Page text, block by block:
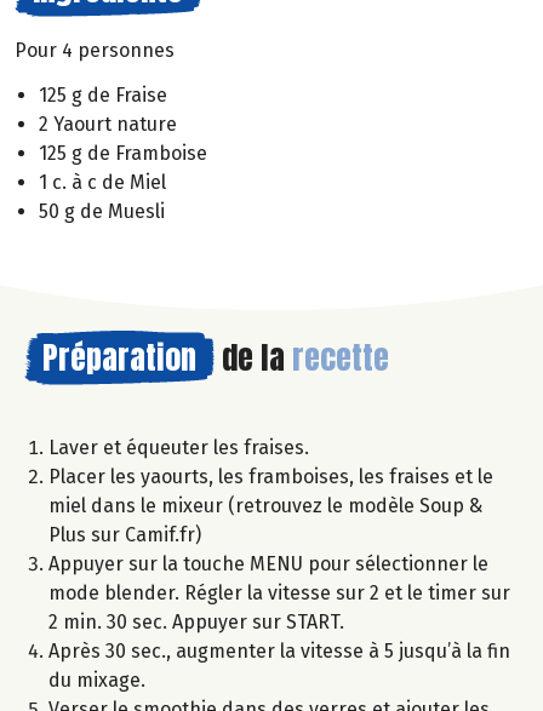
Pour 4 personnes
125 g de Fraise
2 Yaourt nature
125 g de Framboise
1 c. à c de Miel
50 g de Muesli
Préparation de la recette
Laver et équeuter les fraises.
Placer les yaourts, les framboises, les fraises et le
miel dans le mixeur (retrouvez le modèle Soup &
Plus sur Camif.fr)
Appuyer sur la touche MENU pour sélectionner le
mode blender. Régler la vitesse sur 2 et le timer sur
2 min. 30 sec. Appuyer sur START.
Après 30 sec., augmenter la vitesse à 5 jusqu’à la fin
du mixage.